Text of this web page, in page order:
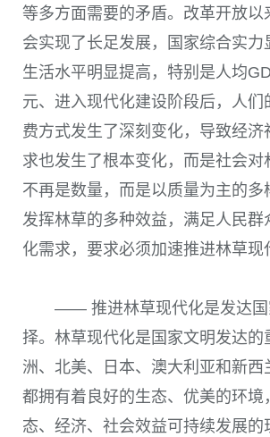
等多方面需要的矛盾。改革开放以
会实现了长足发展，国家综合实力
生活水平明显提高，特别是人均
元、进入现代化建设阶段后，人们
费方式发生了深刻变化，导致经济
求也发生了根本变化，而是社会对
不再是数量，而是以质量为主的多
发挥林草的多种效益，满足人民群
化需求，要求必须加速推进林草现
—— 推进林草现代化是发达国
择。林草现代化是国家文明发达的
洲、北美、日本、澳大利亚和新西
都拥有着良好的生态、优美的环境
态、经济、社会效益可持续发展的